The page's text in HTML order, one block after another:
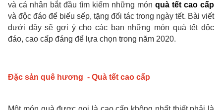
và cá nhân bắt đầu tìm kiếm những món quà tết cao cấp
và độc đáo để biếu sếp, tặng đối tác trong ngày tết. Bài viết
dưới đây sẽ gợi ý cho các bạn những món quà tết độc
đáo, cao cấp đáng để lựa chọn trong năm 2020.
Đặc sản quê hương - Quà tết cao cấp